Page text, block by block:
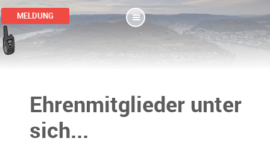
MELDUNG
Ehrenmitglieder unter
sich...